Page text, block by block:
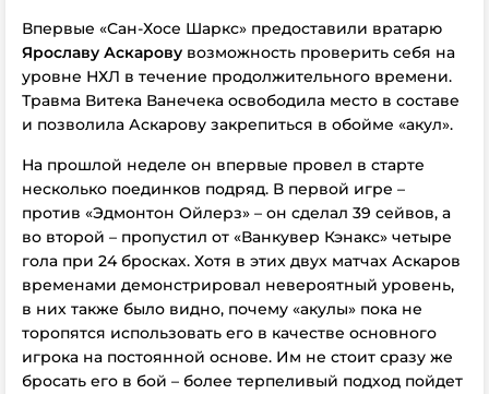
Впервые «Сан-Хосе Шаркс» предоставили вратарю
Ярославу Аскарову возможность проверить себя на
уровне НХЛ в течение продолжительного времени.
Травма Витека Ванечека освободила место в составе
и позволила Аскарову закрепиться в обойме «акул».
На прошлой неделе он впервые провел в старте
несколько поединков подряд. В первой игре –
против «Эдмонтон Ойлерз» – он сделал 39 сейвов, а
во второй – пропустил от «Ванкувер Кэнакс» четыре
гола при 24 бросках. Хотя в этих двух матчах Аскаров
временами демонстрировал невероятный уровень,
в них также было видно, почему «акулы» пока не
торопятся использовать его в качестве основного
игрока на постоянной основе. Им не стоит сразу же
бросать его в бой – более терпеливый подход пойдет